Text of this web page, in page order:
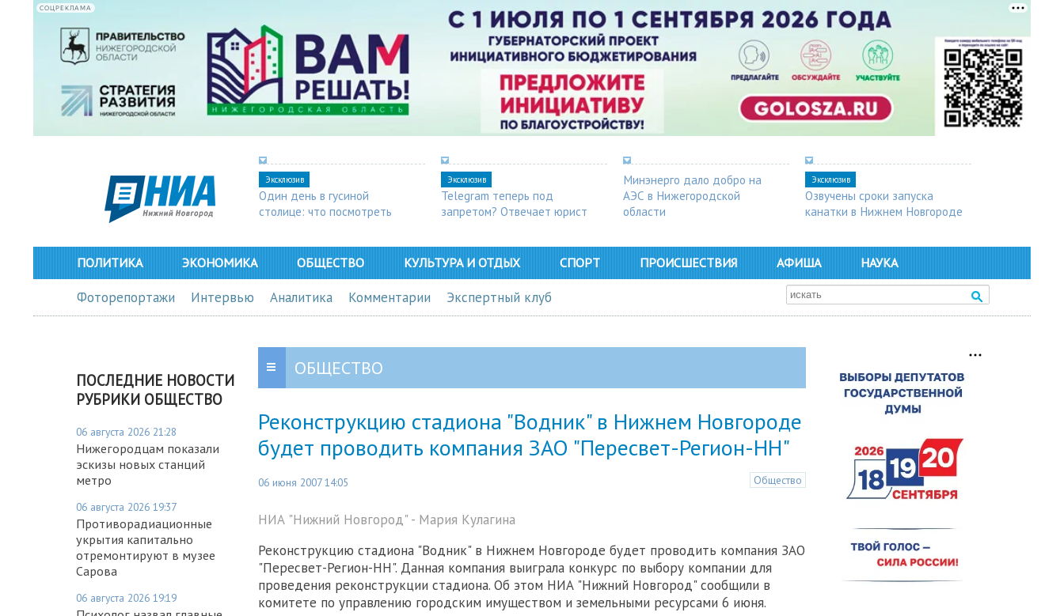
СОЦРЕКЛАМА
Эксклюзив
Один день в гусиной
столице: что посмотреть
Эксклюзив
Telegram теперь под
запретом? Отвечает юрист
Минэнерго дало добро на
АЭС в Нижегородской
области
Эксклюзив
Озвучены сроки запуска
канатки в Нижнем Новгороде
ПОЛИТИКА ЭКОНОМИКА ОБЩЕСТВО КУЛЬТУРА И ОТДЫХ СПОРТ ПРОИСШЕСТВИЯ АФИША НАУКА
Фоторепортажи Интервью Аналитика Комментарии Экспертный клуб
ПОСЛЕДНИЕ НОВОСТИ
РУБРИКИ ОБЩЕСТВО
06 августа 2026 21:28
Нижегородцам показали
эскизы новых станций
метро
06 августа 2026 19:37
Противорадиационные
укрытия капитально
отремонтируют в музее
Сарова
06 августа 2026 19:19
ОБЩЕСТВО
Реконструкцию стадиона "Водник" в Нижнем Новгороде
будет проводить компания ЗАО "Пересвет-Регион-НН"
06 июня 2007 14:05 Общество
НИА "Нижний Новгород" - Мария Кулагина
Реконструкцию стадиона "Водник" в Нижнем Новгороде будет проводить компания ЗАО
"Пересвет-Регион-НН". Данная компания выиграла конкурс по выбору компании для
проведения реконструкции стадиона. Об этом НИА "Нижний Новгород" сообщили в
комитете по управлению городским имуществом и земельными ресурсами 6 июня.